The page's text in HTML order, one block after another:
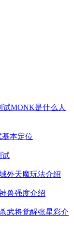
MONK是什么人
本定位
试
外天魔玩法介绍
兽强度介绍
武将觉醒张星彩介